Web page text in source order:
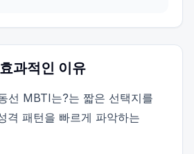
과적인 이유
선 MBTI는?는 짧은 선택지를
격 패턴을 빠르게 파악하는